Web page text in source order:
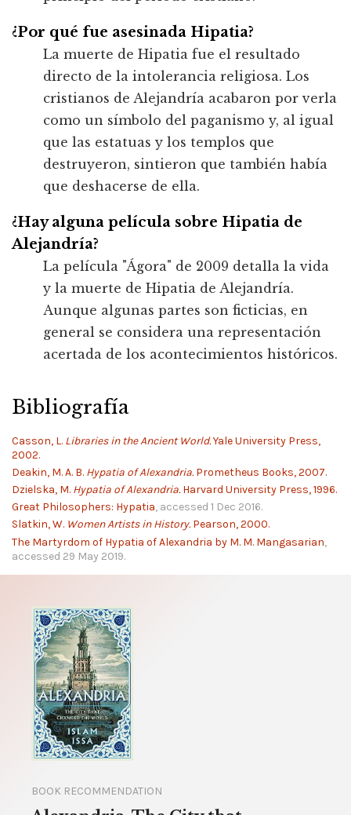
¿Por qué fue asesinada Hipatia?
La muerte de Hipatia fue el resultado
directo de la intolerancia religiosa. Los
cristianos de Alejandría acabaron por verla
como un símbolo del paganismo y, al igual
que las estatuas y los templos que
destruyeron, sintieron que también había
que deshacerse de ella.
¿Hay alguna película sobre Hipatia de
Alejandría?
La película "Ágora" de 2009 detalla la vida
y la muerte de Hipatia de Alejandría.
Aunque algunas partes son ficticias, en
general se considera una representación
acertada de los acontecimientos históricos.
Bibliografía
Casson, L. Libraries in the Ancient World.Yale University Press,
2002.
Deakin, M. A. B. Hypatia of Alexandria.Prometheus Books, 2007.
Dzielska, M. Hypatia of Alexandria.Harvard University Press, 1996.
Great Philosophers: Hypatia, accessed 1 Dec 2016.
Slatkin, W. Women Artists in History.Pearson, 2000.
The Martyrdom of Hypatia of Alexandria by M. M. Mangasarian,
accessed 29 May 2019.
BOOK RECOMMENDATION